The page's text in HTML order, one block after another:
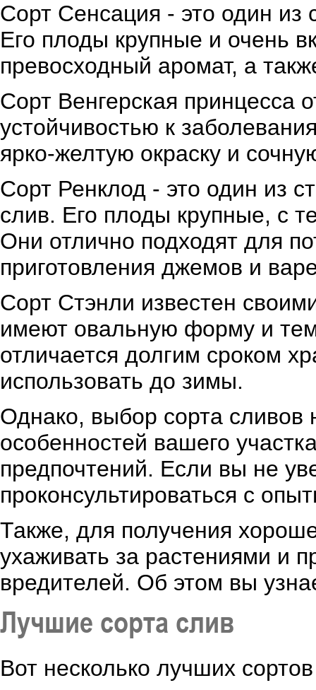
Сорт Сенсация - это один из
Его плоды крупные и очень
превосходный аромат, а
Сорт Венгерская принцесса
устойчивостью к
ярко-желтую окраску и
Сорт Ренклод - это один из
слив. Его плоды крупные, с
Они отлично подходят для
приготовления джемов и
Сорт Стэнли известен
имеют овальную форму и
отличается долгим сроком
использовать до зимы.
Однако, выбор сорта сливов
особенностей вашего
предпочтений. Если вы не
проконсультироваться с
Также, для получения
ухаживать за растениями и
вредителей. Об этом вы
Лучшие сорта слив
Вот несколько лучших